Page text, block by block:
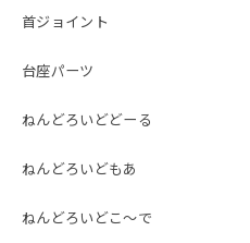
首ジョイント
台座パーツ
ねんどろいどどーる
ねんどろいどもあ
ねんどろいどこ～で